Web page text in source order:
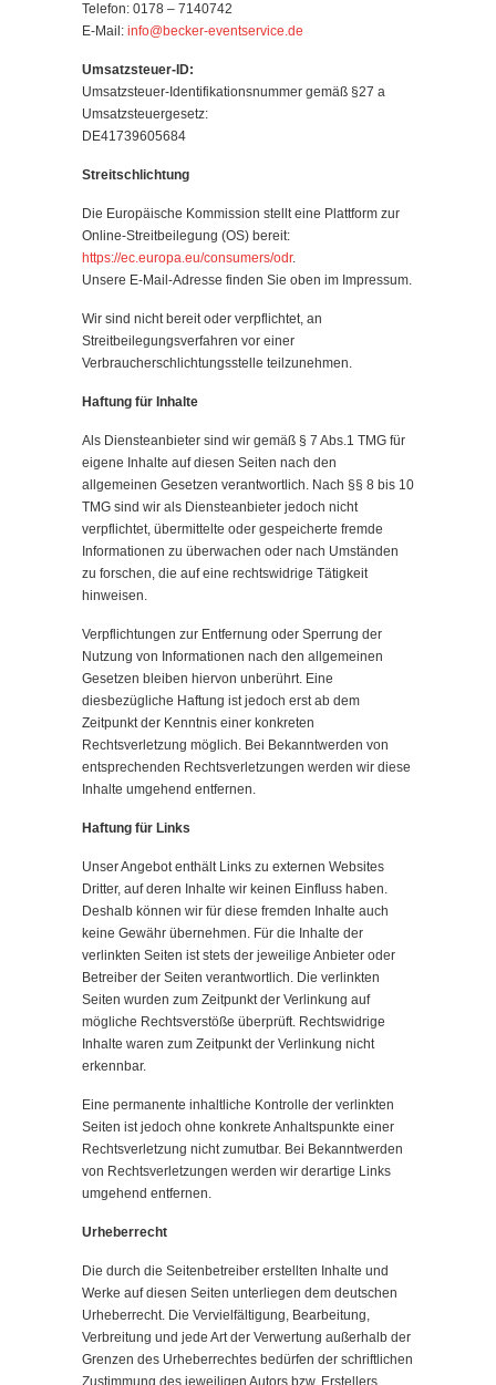
Telefon: 0178 – 7140742
E-Mail: info@becker-eventservice.de
Umsatzsteuer-ID:
Umsatzsteuer-Identifikationsnummer gemäß §27 a
Umsatzsteuergesetz:
DE41739605684
Streitschlichtung
Die Europäische Kommission stellt eine Plattform zur
Online-Streitbeilegung (OS) bereit:
https://ec.europa.eu/consumers/odr.
Unsere E-Mail-Adresse finden Sie oben im Impressum.
Wir sind nicht bereit oder verpflichtet, an
Streitbeilegungsverfahren vor einer
Verbraucherschlichtungsstelle teilzunehmen.
Haftung für Inhalte
Als Diensteanbieter sind wir gemäß § 7 Abs.1 TMG für
eigene Inhalte auf diesen Seiten nach den
allgemeinen Gesetzen verantwortlich. Nach §§ 8 bis 10
TMG sind wir als Diensteanbieter jedoch nicht
verpflichtet, übermittelte oder gespeicherte fremde
Informationen zu überwachen oder nach Umständen
zu forschen, die auf eine rechtswidrige Tätigkeit
hinweisen.
Verpflichtungen zur Entfernung oder Sperrung der
Nutzung von Informationen nach den allgemeinen
Gesetzen bleiben hiervon unberührt. Eine
diesbezügliche Haftung ist jedoch erst ab dem
Zeitpunkt der Kenntnis einer konkreten
Rechtsverletzung möglich. Bei Bekanntwerden von
entsprechenden Rechtsverletzungen werden wir diese
Inhalte umgehend entfernen.
Haftung für Links
Unser Angebot enthält Links zu externen Websites
Dritter, auf deren Inhalte wir keinen Einfluss haben.
Deshalb können wir für diese fremden Inhalte auch
keine Gewähr übernehmen. Für die Inhalte der
verlinkten Seiten ist stets der jeweilige Anbieter oder
Betreiber der Seiten verantwortlich. Die verlinkten
Seiten wurden zum Zeitpunkt der Verlinkung auf
mögliche Rechtsverstöße überprüft. Rechtswidrige
Inhalte waren zum Zeitpunkt der Verlinkung nicht
erkennbar.
Eine permanente inhaltliche Kontrolle der verlinkten
Seiten ist jedoch ohne konkrete Anhaltspunkte einer
Rechtsverletzung nicht zumutbar. Bei Bekanntwerden
von Rechtsverletzungen werden wir derartige Links
umgehend entfernen.
Urheberrecht
Die durch die Seitenbetreiber erstellten Inhalte und
Werke auf diesen Seiten unterliegen dem deutschen
Urheberrecht. Die Vervielfältigung, Bearbeitung,
Verbreitung und jede Art der Verwertung außerhalb der
Grenzen des Urheberrechtes bedürfen der schriftlichen
Zustimmung des jeweiligen Autors bzw. Erstellers.